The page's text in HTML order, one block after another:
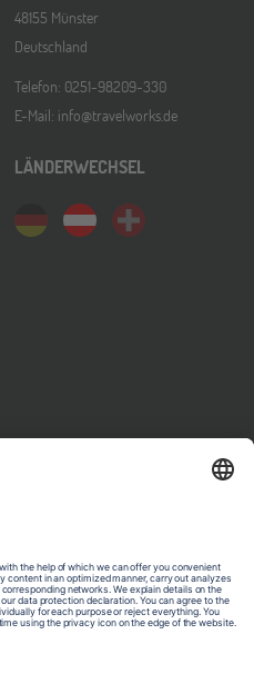
48155 Münster
Deutschland
Telefon: 0251-98209-330
E-Mail: info@travelworks.de
LÄNDERWECHSEL